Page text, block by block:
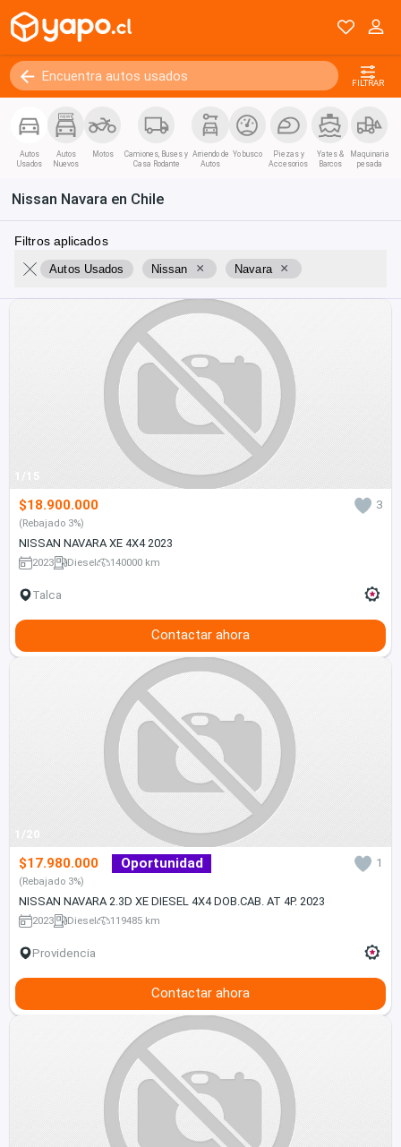
FILTRAR
Autos
Usados
Autos
Nuevos
Motos
Camiones, Buses y
Casa Rodante
Arriendo de
Autos
Yo busco
Piezas y
Accesorios
Yates &
Barcos
Maquinaria
pesada
Nissan Navara en Chile
Filtros aplicados
Autos Usados Nissan × Navara ×
1/15
$18.900.000 3
(Rebajado 3%)
NISSAN NAVARA XE 4X4 2023
2023 Diesel 140000 km
Talca
Contactar ahora
1/20
$17.980.000 Oportunidad 1
(Rebajado 3%)
NISSAN NAVARA 2.3D XE DIESEL 4X4 DOB.CAB. AT 4P. 2023
2023 Diesel 119485 km
Providencia
Contactar ahora